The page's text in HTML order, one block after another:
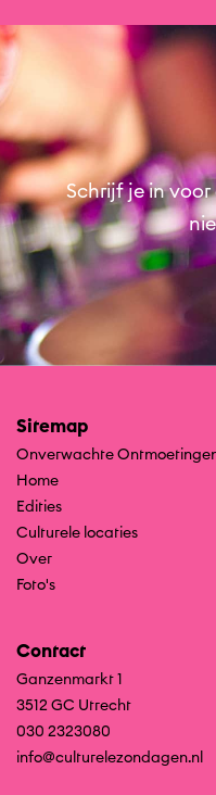
Schrijf je in
Sitemap
Onverwachte
Home
Edities
Culturele locaties
Over
Foto's
Contact
Ganzenmarkt 1
3512 GC Utrecht
030 2323080
info@culturelezondagen.nl